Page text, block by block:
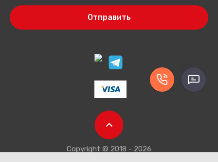
Отправить
Copyright © 2018 - 2026